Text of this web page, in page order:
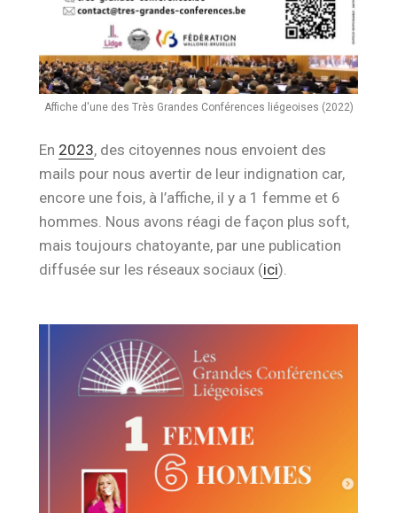
Affiche d'une des Très Grandes Conférences liégeoises (2022)
En 2023, des citoyennes nous envoient des
mails pour nous avertir de leur indignation car,
encore une fois, à l’affiche, il y a 1 femme et 6
hommes. Nous avons réagi de façon plus soft,
mais toujours chatoyante, par une publication
diffusée sur les réseaux sociaux (ici).